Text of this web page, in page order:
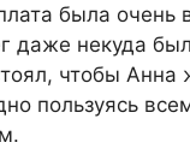
была очень
даже некуда
чтобы Анна
пользуясь